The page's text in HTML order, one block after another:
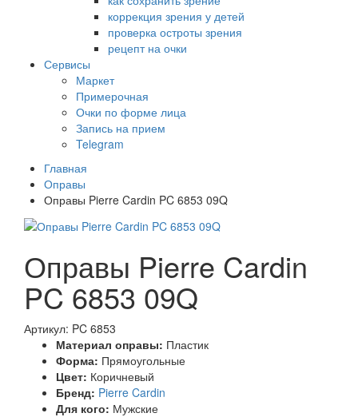
коррекция зрения у детей
проверка остроты зрения
рецепт на очки
Сервисы
Маркет
Примерочная
Очки по форме лица
Запись на прием
Telegram
Главная
Оправы
Оправы Pierre Cardin PC 6853 09Q
Оправы Pierre Cardin
PC 6853 09Q
Артикул: PC 6853
Материал оправы: Пластик
Форма: Прямоугольные
Цвет: Коричневый
Бренд: Pierre Cardin
Для кого: Мужские